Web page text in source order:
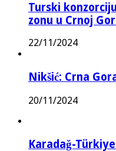
Turski
zonu u Crnoj
22/11/2024
Nikšić: Crna
20/11/2024
Karadağ-